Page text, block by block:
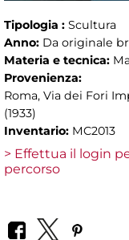
Tipologia : Scultura
Anno: Da originale
Materia e tecnica:
Provenienza:
Roma, Via dei Fori
(1933)
Inventario: MC2013
> Effettua il login
percorso